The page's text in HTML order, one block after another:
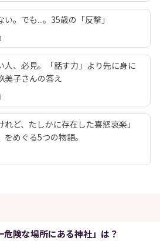
。でも...。35歳の「反撃」
人、必見。「話す力」より先に身に
子さんの答え
れど、たしかに存在した喜怒哀楽」
めぐる5つの物語。
危険な場所にある神社」は？